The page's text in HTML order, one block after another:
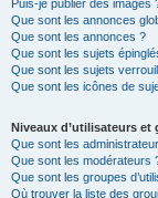
Puis-je publier des images
Que sont les annonces
Que sont les annonces ?
Que sont les sujets
Que sont les sujets
Que sont les icônes de
Niveaux d’utilisateurs et
Que sont les
Que sont les modérateurs
Que sont les groupes
Où trouver la liste des